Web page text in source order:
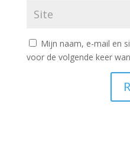
Mijn naam, e-mail en
voor de volgende keer